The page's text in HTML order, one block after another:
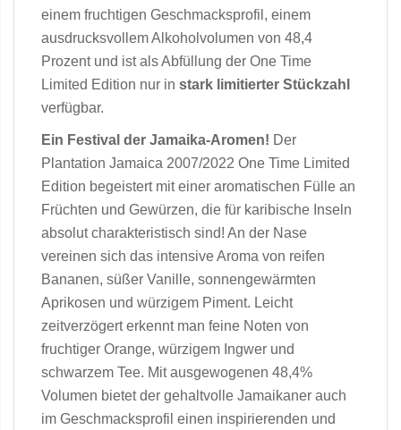
einem fruchtigen Geschmacksprofil, einem
ausdrucksvollem Alkoholvolumen von 48,4
Prozent und ist als Abfüllung der One Time
Limited Edition nur in stark limitierter Stückzahl
verfügbar.
Ein Festival der Jamaika-Aromen! Der
Plantation Jamaica 2007/2022 One Time Limited
Edition begeistert mit einer aromatischen Fülle an
Früchten und Gewürzen, die für karibische Inseln
absolut charakteristisch sind! An der Nase
vereinen sich das intensive Aroma von reifen
Bananen, süßer Vanille, sonnengewärmten
Aprikosen und würzigem Piment. Leicht
zeitverzögert erkennt man feine Noten von
fruchtiger Orange, würzigem Ingwer und
schwarzem Tee. Mit ausgewogenen 48,4%
Volumen bietet der gehaltvolle Jamaikaner auch
im Geschmacksprofil einen inspirierenden und